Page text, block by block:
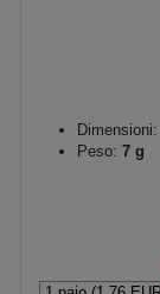
Dimensioni:
Peso: 7 g